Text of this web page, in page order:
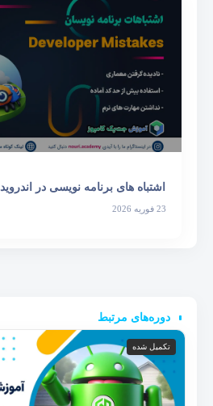
اشتباه های برنامه نویسی در اندروید
23 فوریه 2026
دوره‌های مرتبط
تکمیل شده